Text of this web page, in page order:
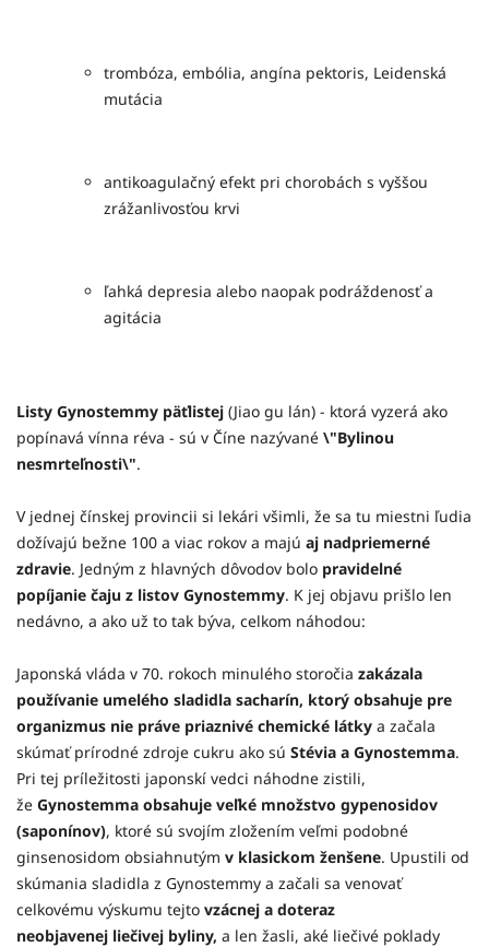
trombóza, embólia, angína pektoris, Leidenská
mutácia
antikoagulačný efekt pri chorobách s vyššou
zrážanlivosťou krvi
ľahká depresia alebo naopak podráždenosť a
agitácia
Listy Gynostemmy päťlistej (Jiao gu lán) - ktorá vyzerá ako
popínavá vínna réva - sú v Číne nazývané \"Bylinou
nesmrteľnosti\".
V jednej čínskej provincii si lekári všimli, že sa tu miestni ľudia
dožívajú bežne 100 a viac rokov a majú aj nadpriemerné
zdravie. Jedným z hlavných dôvodov bolo pravidelné
popíjanie čaju z listov Gynostemmy. K jej objavu prišlo len
nedávno, a ako už to tak býva, celkom náhodou:
Japonská vláda v 70. rokoch minulého storočia zakázala
používanie umelého sladidla sacharín, ktorý obsahuje pre
organizmus nie práve priaznivé chemické látky a začala
skúmať prírodné zdroje cukru ako sú Stévia a Gynostemma.
Pri tej príležitosti japonskí vedci náhodne zistili,
že Gynostemma obsahuje veľké množstvo gypenosidov
(saponínov), ktoré sú svojím zložením veľmi podobné
ginsenosidom obsiahnutým v klasickom ženšene. Upustili od
skúmania sladidla z Gynostemmy a začali sa venovať
celkovému výskumu tejto vzácnej a doteraz
neobjavenej liečivej byliny, a len žasli, aké liečivé poklady